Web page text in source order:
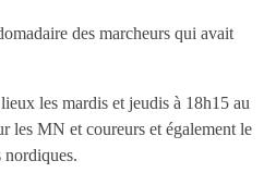
des marcheurs qui avait
les mardis et jeudis à 18h15 au
les MN et coureurs et également le
nordiques.